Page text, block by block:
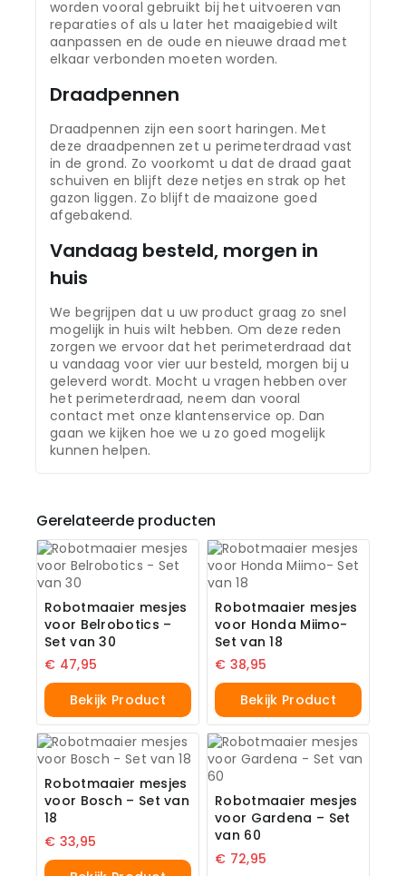
worden vooral gebruikt bij het uitvoeren van
reparaties of als u later het maaigebied wilt
aanpassen en de oude en nieuwe draad met
elkaar verbonden moeten worden.
Draadpennen
Draadpennen zijn een soort haringen. Met
deze draadpennen zet u perimeterdraad vast
in de grond. Zo voorkomt u dat de draad gaat
schuiven en blijft deze netjes en strak op het
gazon liggen. Zo blijft de maaizone goed
afgebakend.
Vandaag besteld, morgen in
huis
We begrijpen dat u uw product graag zo snel
mogelijk in huis wilt hebben. Om deze reden
zorgen we ervoor dat het perimeterdraad dat
u vandaag voor vier uur besteld, morgen bij u
geleverd wordt. Mocht u vragen hebben over
het perimeterdraad, neem dan vooral
contact met onze klantenservice op. Dan
gaan we kijken hoe we u zo goed mogelijk
kunnen helpen.
Gerelateerde producten
Robotmaaier mesjes
voor Belrobotics –
Set van 30
€ 47,95
Bekijk Product
Robotmaaier mesjes
voor Honda Miimo-
Set van 18
€ 38,95
Bekijk Product
Robotmaaier mesjes
voor Bosch – Set van
18
€ 33,95
Robotmaaier mesjes
voor Gardena – Set
van 60
€ 72,95